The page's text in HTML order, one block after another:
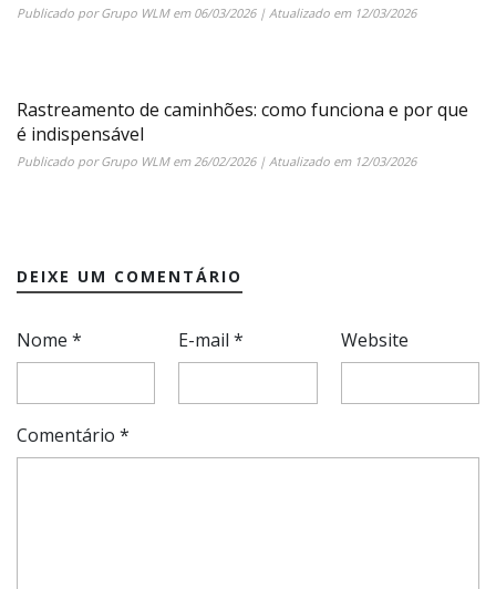
Publicado porGrupo WLMem 06/03/2026| Atualizado em 12/03/2026
Rastreamento de caminhões: como funciona e por que
é indispensável
Publicado porGrupo WLMem26/02/2026| Atualizado em 12/03/2026
DEIXE UM COMENTÁRIO
Nome * E-mail* Website
Comentário *